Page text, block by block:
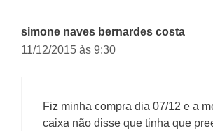
simone naves bernardes costa
11/12/2015 às 9:30
Fiz minha compra dia 07/12 e a
caixa não disse que tinha que